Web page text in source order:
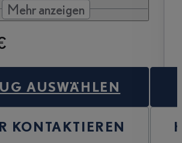
Mehr anzeigen
AUSWÄHLEN
KONTAKTIEREN